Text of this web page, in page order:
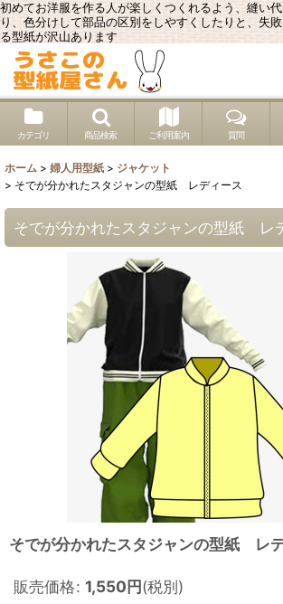
初めてお洋服を作る人が楽しくつくれるよう、縫い
り、色分けして部品の区別をしやすくしたりと、失
る型紙が沢山あります
カテゴリ 商品検索 ご利用案内 質問
ホーム > 婦人用型紙 > ジャケット
> そでが分かれたスタジャンの型紙 レディース
そでが分かれたスタジャンの型紙 レ
そでが分かれたスタジャンの型紙 レ
販売価格: 1,550円(税別)